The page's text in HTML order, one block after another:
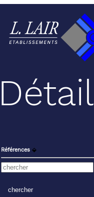
Détail
Références ⬙